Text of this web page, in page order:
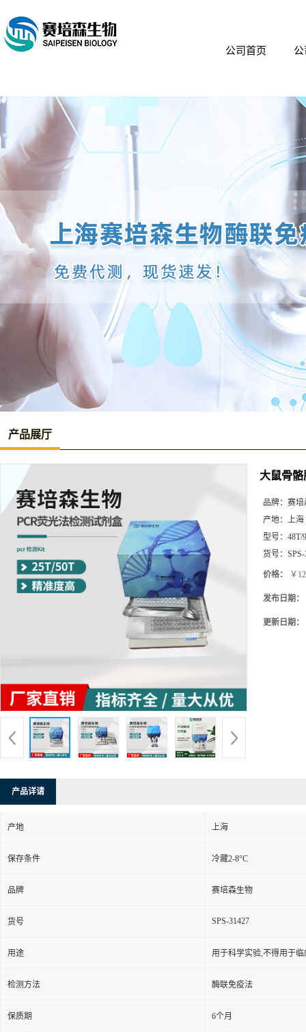
公司首页
产品展厅
大鼠骨
品牌： 赛培
产地： 上海
型号： 48T/
货号：
价格： ￥
发布日期：
更新日期：
产品详请
产地 上海
保存条件 冷藏2-8°C
品牌 赛培森生物
货号 SPS-31427
用途 用于科学实验,不得用于临
检测方法 酶联免疫法
保质期 6个月